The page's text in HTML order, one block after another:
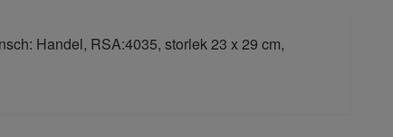
Handel, RSA:4035, storlek 23 x 29 cm,